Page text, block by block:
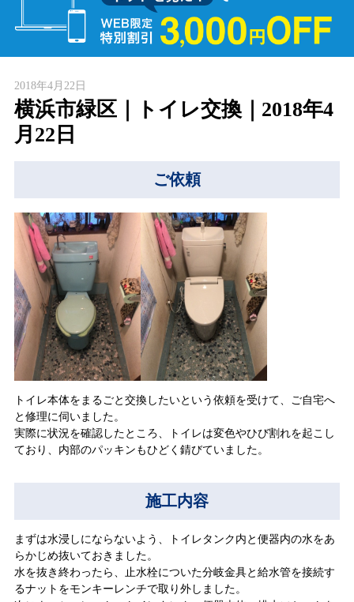
2018年4月22日
横浜市緑区｜トイレ交換｜2018年4
月22日
ご依頼
トイレ本体をまるごと交換したいという依頼を受けて、ご自宅へ
と修理に伺いました。
実際に状況を確認したところ、トイレは変色やひび割れを起こし
ており、内部のパッキンもひどく錆びていました。
施工内容
まずは水浸しにならないよう、トイレタンク内と便器内の水をあ
らかじめ抜いておきました。
水を抜き終わったら、止水栓についた分岐金具と給水管を接続す
るナットをモンキーレンチで取り外しました。